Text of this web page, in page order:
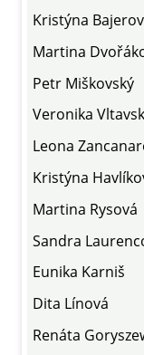
Kristýna
Martina
Petr Miškovský
Veronika
Leona
Kristýna
Martina Rysová
Sandra
Eunika Karniš
Dita Línová
Renáta